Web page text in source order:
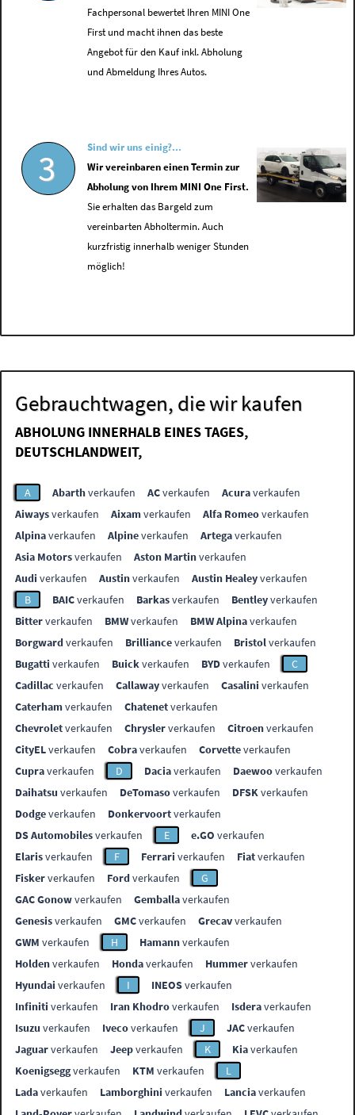
Fachpersonal bewertet Ihren MINI One
First und macht ihnen das beste
Angebot für den Kauf inkl. Abholung
und Abmeldung Ihres Autos.
3
Sind wir uns einig?...
Wir vereinbaren einen Termin zur
Abholung von Ihrem MINI One First.
Sie erhalten das Bargeld zum
vereinbarten Abholtermin. Auch
kurzfristig innerhalb weniger Stunden
möglich!
Gebrauchtwagen, die wir kaufen
ABHOLUNG INNERHALB EINES TAGES,
DEUTSCHLANDWEIT,
A Abarthverkaufen ACverkaufen Acuraverkaufen
Aiwaysverkaufen Aixamverkaufen Alfa Romeoverkaufen
Alpinaverkaufen Alpineverkaufen Artegaverkaufen
Asia Motorsverkaufen Aston Martinverkaufen
Audi verkaufen Austinverkaufen Austin Healeyverkaufen
B
BAICverkaufen Barkasverkaufen Bentleyverkaufen
Bitterverkaufen BMWverkaufen BMW Alpinaverkaufen
Borgwardverkaufen Brillianceverkaufen Bristolverkaufen
Bugatti verkaufen Buickverkaufen BYDverkaufen
C
Cadillac verkaufen Callawayverkaufen Casalini verkaufen
Caterhamverkaufen Chatenetverkaufen
Chevroletverkaufen Chryslerverkaufen Citroenverkaufen
CityELverkaufen Cobraverkaufen Corvetteverkaufen
Cupraverkaufen D Daciaverkaufen Daewooverkaufen
Daihatsu verkaufen DeTomasoverkaufen DFSKverkaufen
Dodgeverkaufen Donkervoortverkaufen
DS Automobilesverkaufen E e.GO verkaufen
Elarisverkaufen F Ferrari verkaufen Fiatverkaufen
Fiskerverkaufen Fordverkaufen
G
GAC Gonowverkaufen Gemballaverkaufen
Genesisverkaufen GMCverkaufen Grecavverkaufen
GWM verkaufen H Hamannverkaufen
Holdenverkaufen Hondaverkaufen Hummerverkaufen
Hyundai verkaufen I INEOSverkaufen
Infiniti verkaufen Iran Khodroverkaufen Isderaverkaufen
Isuzu verkaufen Ivecoverkaufen J JACverkaufen
Jaguarverkaufen Jeepverkaufen K Kiaverkaufen
Koenigseggverkaufen KTM verkaufen
L
Ladaverkaufen Lamborghini verkaufen Lanciaverkaufen